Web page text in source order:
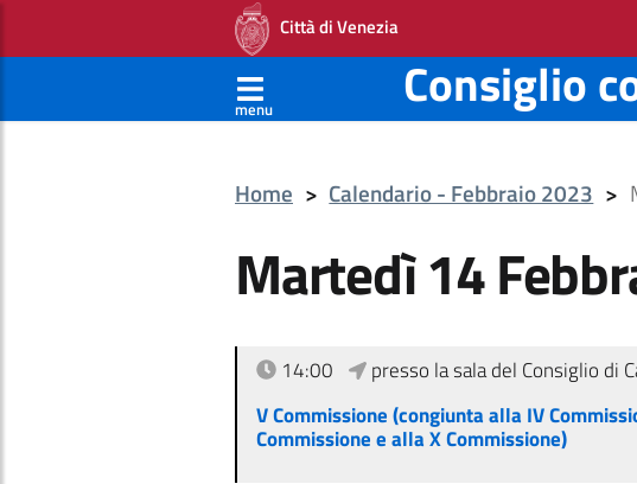
Città di Venezia
menu Consiglio
Home > Calendario - Febbraio 2023 >
Martedì 14
14:00
presso la sala del Consiglio di
V Commissione (congiunta alla IV
Commissione e alla X Commissione)